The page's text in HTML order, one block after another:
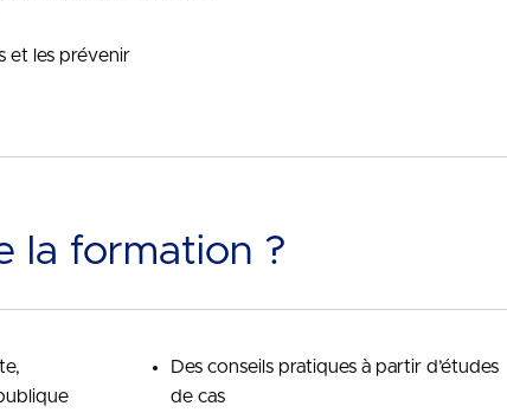
et les prévenir
la formation ?
Des conseils pratiques à partir d’études
de cas